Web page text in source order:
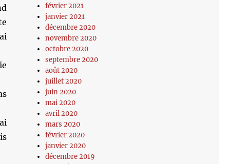
février 2021
janvier 2021
décembre 2020
novembre 2020
octobre 2020
septembre 2020
août 2020
juillet 2020
juin 2020
mai 2020
avril 2020
mars 2020
février 2020
janvier 2020
décembre 2019